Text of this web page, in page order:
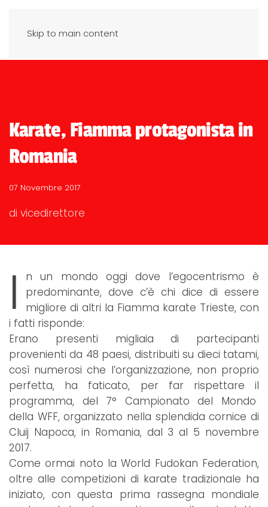
Skip to main content
Karate, Fiamma protagonista in
Romania
07 Novembre 2017
di vicedirettore
I
n un mondo oggi dove l’egocentrismo è
predominante, dove c’è chi dice di essere
migliore di altri la Fiamma karate Trieste, con
i fatti risponde:
Erano presenti migliaia di partecipanti
provenienti da 48 paesi, distribuiti su dieci tatami,
così numerosi che l’organizzazione, non proprio
perfetta, ha faticato, per far rispettare il
programma, del 7° Campionato del Mondo
della WFF, organizzato nella splendida cornice di
Cluij Napoca, in Romania, dal 3 al 5 novembre
2017.
Come ormai noto la World Fudokan Federation,
oltre alle competizioni di karate tradizionale ha
iniziato, con questa prima rassegna mondiale